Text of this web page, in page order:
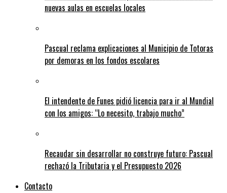
nuevas aulas en escuelas locales
Pascual reclama explicaciones al Municipio de Totoras
por demoras en los fondos escolares
El intendente de Funes pidió licencia para ir al Mundial
con los amigos: “Lo necesito, trabajo mucho”
Recaudar sin desarrollar no construye futuro: Pascual
rechazó la Tributaria y el Presupuesto 2026
Contacto